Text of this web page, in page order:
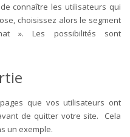
connaître les utilisateurs qui
choisissez alors le segment
». Les possibilités sont
que vos utilisateurs ont
de quitter votre site.
Cela
un exemple.